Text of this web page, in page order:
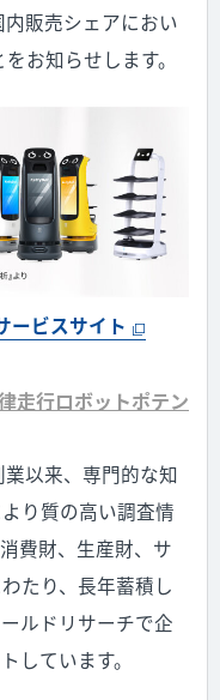
販売シェアにおい
お知らせします。
ービスサイト
走行ロボットポテン
以来、専門的な知
り質の高い調査情
費財、生産財、サ
たり、長年蓄積し
ルドリサーチで企
しています。